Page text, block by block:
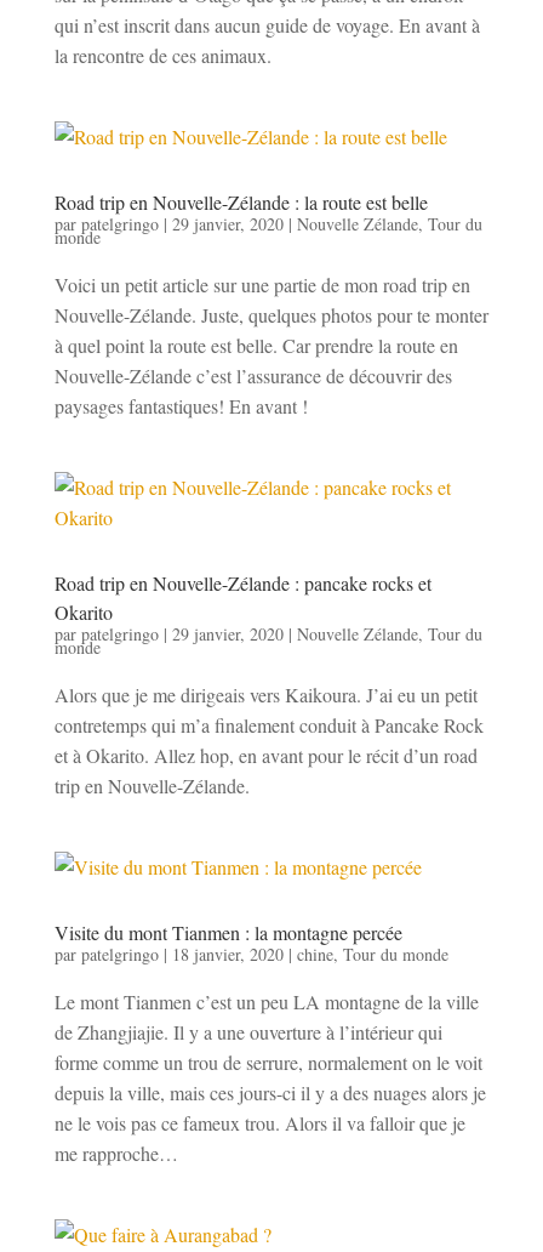
qui n’est inscrit dans aucun guide de voyage. En avant à
la rencontre de ces animaux.
Road trip en Nouvelle-Zélande : la route est belle
par patelgringo| 29 janvier, 2020| Nouvelle Zélande, Tour du
monde
Voici un petit article sur une partie de mon road trip en
Nouvelle-Zélande. Juste, quelques photos pour te monter
à quel point la route est belle. Car prendre la route en
Nouvelle-Zélande c’est l’assurance de découvrir des
paysages fantastiques! En avant !
Road trip en Nouvelle-Zélande : pancake rocks et
Okarito
par patelgringo| 29 janvier, 2020| Nouvelle Zélande, Tour du
monde
Alors que je me dirigeais vers Kaikoura. J’ai eu un petit
contretemps qui m’a finalement conduit à Pancake Rock
et à Okarito. Allez hop, en avant pour le récit d’un road
trip en Nouvelle-Zélande.
Visite du mont Tianmen : la montagne percée
par patelgringo| 18 janvier, 2020| chine, Tour du monde
Le mont Tianmen c’est un peu LA montagne de la ville
de Zhangjiajie. Il y a une ouverture à l’intérieur qui
forme comme un trou de serrure, normalement on le voit
depuis la ville, mais ces jours-ci il y a des nuages alors je
ne le vois pas ce fameux trou. Alors il va falloir que je
me rapproche…